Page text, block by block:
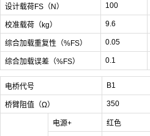
设计载荷FS（N） 100
校准载荷（kg） 9.6
综合加载重复性（%FS） 0.05
综合加载误差（%FS） 0.1
电桥代号 B1
桥臂阻值（Ω） 350
电源+ 红色